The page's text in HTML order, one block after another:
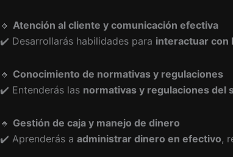
🔸 Atención al cliente y comunicación efectiva
✔️ Desarrollarás habilidades para interactuar con
🔸 Conocimiento de normativas y regulaciones
✔️ Entenderás las normativas y regulaciones del
🔸 Gestión de caja y manejo de dinero
✔️ Aprenderás a administrar dinero en efectivo,